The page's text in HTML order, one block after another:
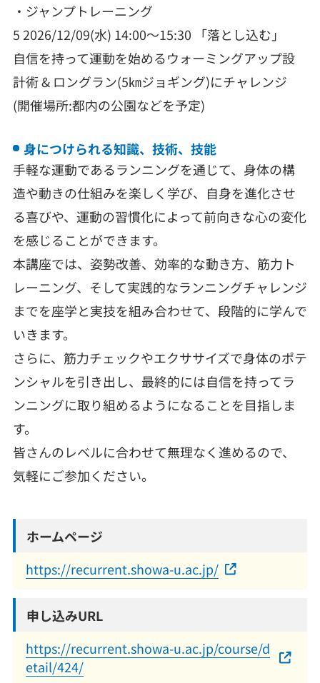
・ジャンプトレーニング
5 2026/12/09(水) 14:00～15:30 「落とし込む」
自信を持って運動を始めるウォーミングアップ設
計術 & ロングラン(5㎞ジョギング)にチャレンジ
(開催場所:都内の公園などを予定)
身につけられる知識、技術、技能
手軽な運動であるランニングを通じて、身体の構
造や動きの仕組みを楽しく学び、自身を進化させ
る喜びや、運動の習慣化によって前向きな心の変化
を感じることができます。
本講座では、姿勢改善、効率的な動き方、筋力ト
レーニング、そして実践的なランニングチャレンジ
までを座学と実技を組み合わせて、段階的に学んで
いきます。
さらに、筋力チェックやエクササイズで身体のポテ
ンシャルを引き出し、最終的には自信を持ってラ
ンニングに取り組めるようになることを目指しま
す。
皆さんのレベルに合わせて無理なく進めるので、
気軽にご参加ください。
ホームページ
https://recurrent.showa-u.ac.jp/
申し込みURL
https://recurrent.showa-u.ac.jp/course/d
etail/424/